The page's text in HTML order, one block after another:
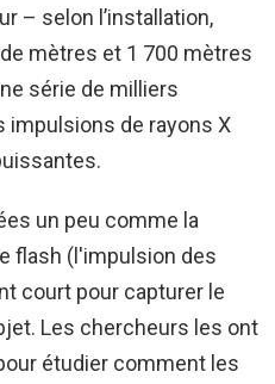
– selon l’installation,
mètres et 1 700 mètres
série de milliers
impulsions de rayons X
un peu comme la
flash (l'impulsion des
court pour capturer le
Les chercheurs les ont
étudier comment les